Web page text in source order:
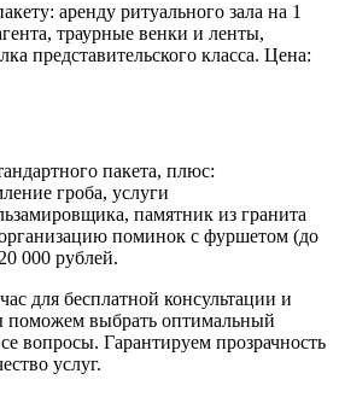
аренду ритуального зала на 1
траурные венки и ленты,
представительского класса. Цена:
пакета, плюс:
гроба, услуги
памятник из гранита
поминок с фуршетом (до
000 рублей.
для бесплатной консультации и
поможем выбрать оптимальный
вопросы. Гарантируем прозрачность
услуг.